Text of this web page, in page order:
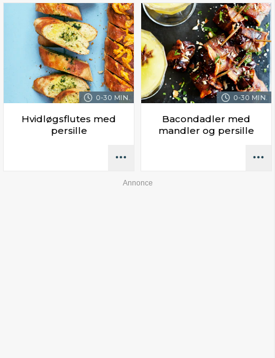
0-30 MIN.
Hvidløgsflutes med
persille
0-30 MIN.
Bacondadler med
mandler og persille